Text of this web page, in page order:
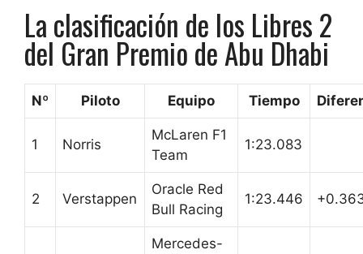
La clasificación de los Libres 2
del Gran Premio de Abu Dhabi
Nº Piloto Equipo Tiempo
1 Norris
McLaren F1
Team
1:23.083
2 Verstappen
Oracle Red
Bull Racing
1:23.446
Mercedes-